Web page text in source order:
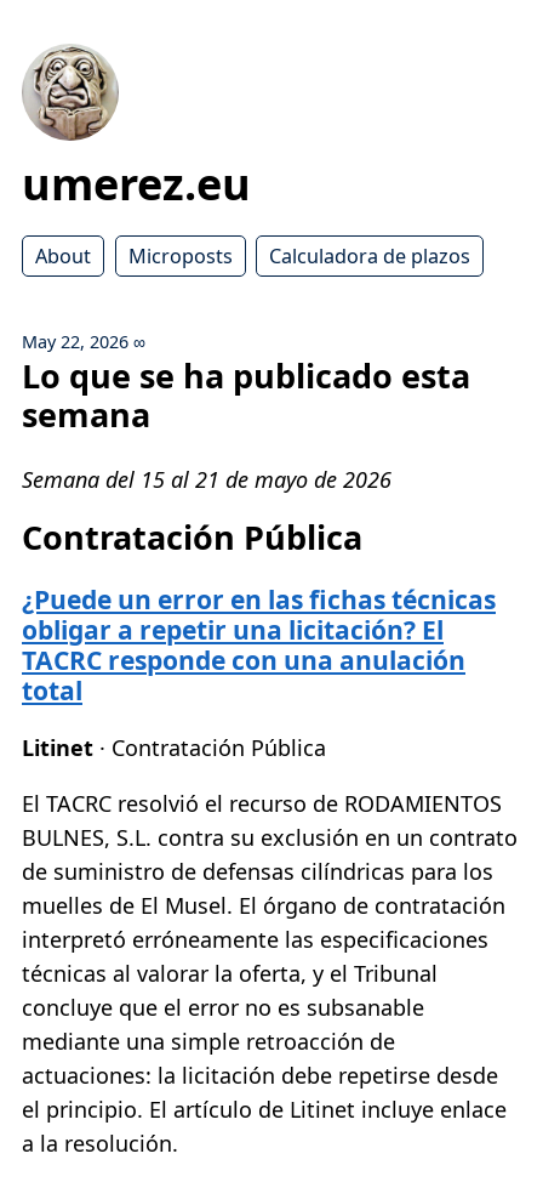
umerez.eu
About Microposts Calculadora de plazos
May 22, 2026 ∞
Lo que se ha publicado esta
semana
Semana del 15 al 21 de mayo de 2026
Contratación Pública
¿Puede un error en las fichas técnicas
obligar a repetir una licitación? El
TACRC responde con una anulación
total
Litinet · Contratación Pública
El TACRC resolvió el recurso de RODAMIENTOS
BULNES, S.L. contra su exclusión en un contrato
de suministro de defensas cilíndricas para los
muelles de El Musel. El órgano de contratación
interpretó erróneamente las especificaciones
técnicas al valorar la oferta, y el Tribunal
concluye que el error no es subsanable
mediante una simple retroacción de
actuaciones: la licitación debe repetirse desde
el principio. El artículo de Litinet incluye enlace
a la resolución.